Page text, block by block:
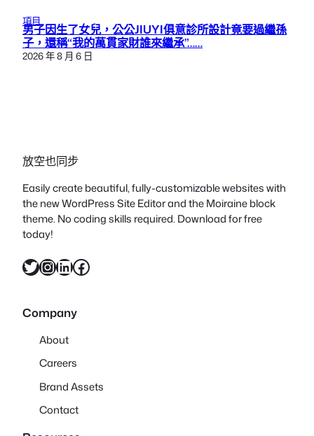
項目
男子因生了女兒，公公JIUYI俱意診所設計竟要過繼孫
子，還稱“我的萬貫家財誰來繼承”……
2026 年 8 月 6 日
放空也同步
Easily create beautiful, fully-customizable websites with
the new WordPress Site Editor and the Moiraine block
theme. No coding skills required. Download for free
today!
X InstagramLinkedIn Facebook
Company
About
Careers
Brand Assets
Contact